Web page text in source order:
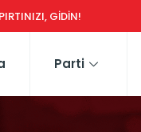
MÜTEAHHIDE
Parti